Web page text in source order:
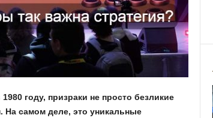
году, призраки не просто безликие
На самом деле, это уникальные